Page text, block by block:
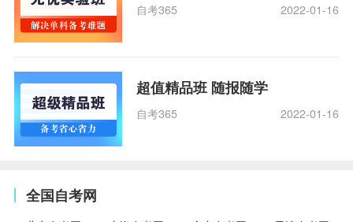
自考365 2022-01-16
超值精品班 随报随学
自考365 2022-01-16
全国自考网